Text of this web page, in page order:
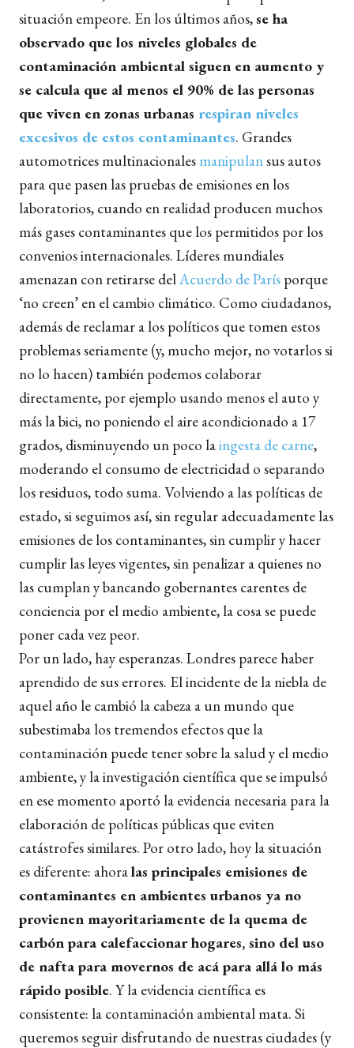
situación empeore. En los últimos años,se ha
observado que los niveles globales de
contaminación ambiental siguen en aumento y
se calcula que al menos el 90% de las personas
que viven en zonas urbanas respiran niveles
excesivos de estos contaminantes. Grandes
automotrices multinacionales manipulansus autos
para que pasen las pruebas de emisiones en los
laboratorios, cuando en realidad producen muchos
más gases contaminantes que los permitidos por los
convenios internacionales. Líderes mundiales
amenazan con retirarse delAcuerdo de París porque
‘no creen’ en el cambio climático. Como ciudadanos,
además de reclamar a los políticos que tomen estos
problemas seriamente (y, mucho mejor, no votarlos si
no lo hacen) también podemos colaborar
directamente, por ejemplo usando menos el auto y
más la bici, no poniendo el aire acondicionado a 17
grados, disminuyendo un poco laingesta de carne,
moderando el consumo de electricidad o separando
los residuos, todo suma. Volviendo a las políticas de
estado, si seguimos así, sin regular adecuadamente las
emisiones de los contaminantes, sin cumplir y hacer
cumplir las leyes vigentes, sin penalizar a quienes no
las cumplan y bancando gobernantes carentes de
conciencia por el medio ambiente, la cosa se puede
poner cada vez peor.
Por un lado, hay esperanzas. Londres parece haber
aprendido de sus errores. El incidente de la niebla de
aquel año le cambió la cabeza a un mundo que
subestimaba los tremendos efectos que la
contaminación puede tener sobre la salud y el medio
ambiente, y la investigación científica que se impulsó
en ese momento aportó la evidencia necesaria para la
elaboración de políticas públicas que eviten
catástrofes similares. Por otro lado, hoy la situación
es diferente: ahoralas principales emisiones de
contaminantes en ambientes urbanos ya no
provienen mayoritariamente de la quema de
carbón para calefaccionar hogares, sino del uso
de nafta para movernos de acá para allá lo más
rápido posible. Y la evidencia científica es
consistente: la contaminación ambiental mata. Si
queremos seguir disfrutando de nuestras ciudades (y